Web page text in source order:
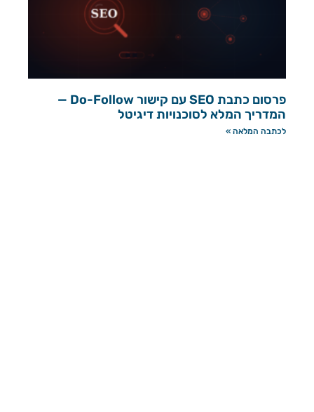
פרסום כתבת SEO עם קישור Do-Follow —
המדריך המלא לסוכנויות דיגיטל
לכתבה המלאה »